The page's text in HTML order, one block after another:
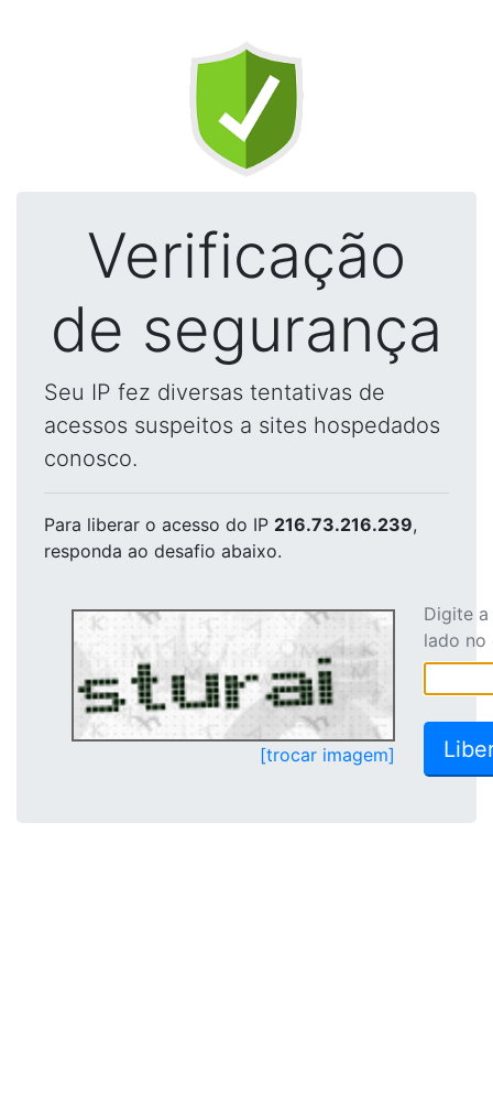
Verificação
de segurança
Seu IP fez diversas tentativas de
acessos suspeitos a sites hospedados
conosco.
Para liberar o acesso do IP 216.73.216.239,
responda ao desafio abaixo.
[trocar imagem]
Digite
lado no